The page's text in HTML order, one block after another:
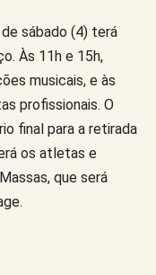
sábado (4) terá
Às 11h e 15h,
musicais, e às
profissionais. O
final para a retirada
os atletas e
que será